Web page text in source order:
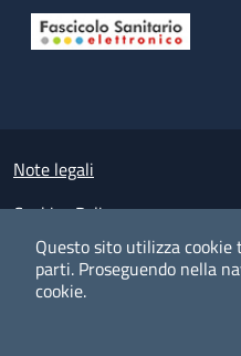
Questo sito utilizza
parti. Proseguendo nella
cookie.
Small prints
Note legali
Cookies Policy
Policy privacy e protezione
Albo pretorio on-line